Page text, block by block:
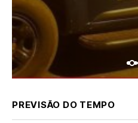
PREVISÃO DO TEMPO